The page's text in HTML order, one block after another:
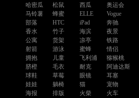
哈密瓜
松鼠 西瓜
奥运会
马铃薯
蜂蜜 ELLE
Vogue
部落
HTC iPad
奔驰
香水
竹子 海滨
夜景
公寓
货架 凉亭
铁路
射箭
游泳 蜜蜂
情侣
拥抱
儿童 飞利浦
猕猴桃
脐橙
毛衣 耐克
阿迪达斯
球鞋
草莓 眼镜
耳塞
娃娃
躺椅 猫
宠物
海报
排版 火柴
火车